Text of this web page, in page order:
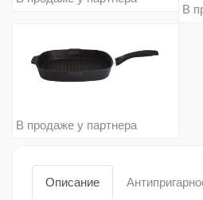
В
В продаже у партнера
Описание